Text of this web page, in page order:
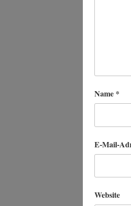
Name *
E-Mail-
Website